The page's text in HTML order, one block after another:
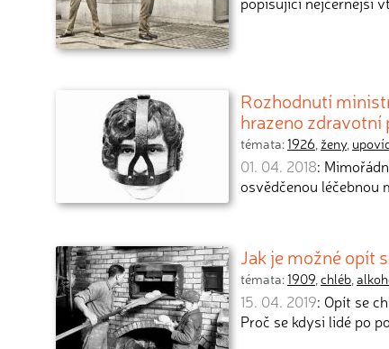
Rozhodnutí
hrazeno
témata:1926, ženy,
01. 04. 2018:
osvědčenou léčebnou
Jak je možné opít
témata:1909,chléb,
15. 04. 2019: Opít se
Proč se kdysi lidé po